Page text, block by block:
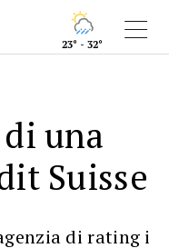
23° - 32°
una
Suisse
di rating i